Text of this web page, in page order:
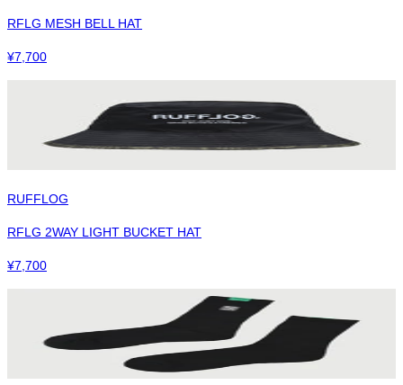
RFLG MESH BELL HAT
¥7,700
RUFFLOG
RFLG 2WAY LIGHT BUCKET HAT
¥7,700